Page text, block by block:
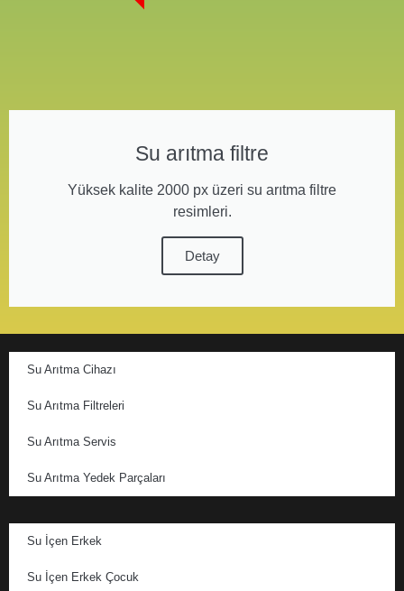
Su arıtma filtre
Yüksek kalite 2000 px üzeri su arıtma filtre
resimleri.
Detay
Su Arıtma Cihazı
Su Arıtma Filtreleri
Su Arıtma Servis
Su Arıtma Yedek Parçaları
Su İçen Erkek
Su İçen Erkek Çocuk